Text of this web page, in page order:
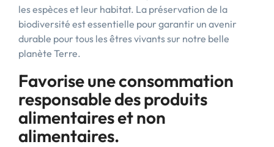
les espèces et leur habitat. La préservation de la
biodiversité est essentielle pour garantir un avenir
durable pour tous les êtres vivants sur notre belle
planète Terre.
Favorise une consommation
responsable des produits
alimentaires et non
alimentaires.